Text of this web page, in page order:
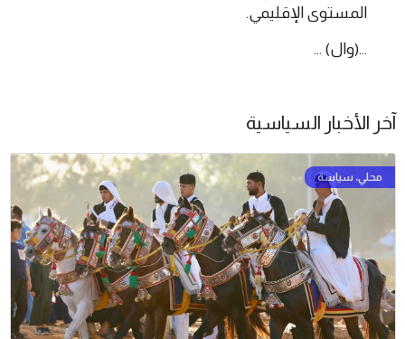
المستوى الإقليمي.
...(وال) ...
آخر الأخبار السياسية